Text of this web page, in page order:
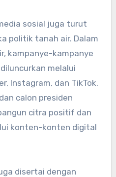
sosial juga turut
politik tanah air. Dalam
kampanye-kampanye
melalui
Instagram, dan TikTok.
calon presiden
citra positif dan
konten-konten digital
disertai dengan